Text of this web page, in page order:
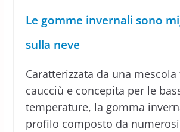
Le gomme invernali sono
sulla neve
Caratterizzata da una
caucciù e concepita per le
temperature, la gomma
profilo composto da